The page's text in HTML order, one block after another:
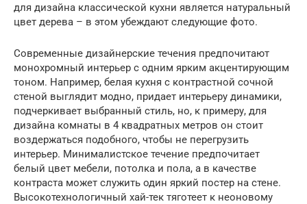
для дизайна классической кухни является натуральный
цвет дерева – в этом убеждают следующие фото.
Современные дизайнерские течения предпочитают
монохромный интерьер с одним ярким акцентирующим
тоном. Например, белая кухня с контрастной сочной
стеной выглядит модно, придает интерьеру динамики,
подчеркивает выбранный стиль, но, к примеру, для
дизайна комнаты в 4 квадратных метров он стоит
воздержаться подобного, чтобы не перегрузить
интерьер. Минималистское течение предпочитает
белый цвет мебели, потолка и пола, а в качестве
контраста может служить один яркий постер на стене.
Высокотехнологичный хай-тек тяготеет к неоновому